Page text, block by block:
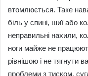
втомлюється. Таке
біль у спині, шиї або
неправильні нахили,
ноги майже не
рівнішою і не тягнути
проблеми з тиском,